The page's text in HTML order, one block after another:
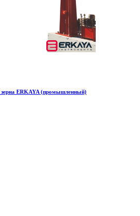
зерна ERKAYA (промышленный)